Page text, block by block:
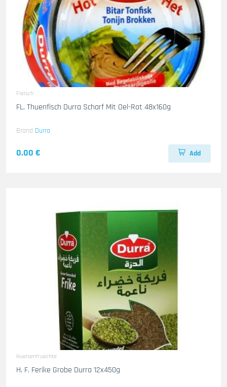
Fleisch
FL. Thuenfisch Durra Scharf Mit Oel-Rot 48x160g
Brand Durra
0.00 € Add
Huelsenfruechte
H. F. Ferike Grobe Durra 12x450g